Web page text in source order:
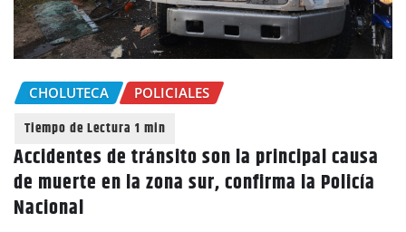
CHOLUTECA POLICIALES
Accidentes de tránsito son la principal causa
de muerte en la zona sur, confirma la Policía
Nacional